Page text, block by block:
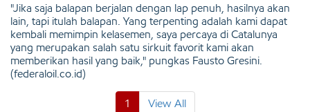
"Jika saja balapan berjalan dengan lap penuh, hasilnya akan
lain, tapi itulah balapan. Yang terpenting adalah kami dapat
kembali memimpin kelasemen, saya percaya di Catalunya
yang merupakan salah satu sirkuit favorit kami akan
memberikan hasil yang baik," pungkas Fausto Gresini.
(federaloil.co.id)
1 View All